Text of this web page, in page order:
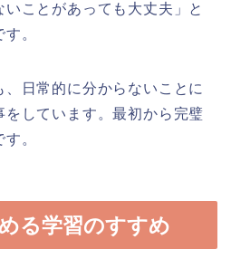
ことがあっても大丈夫」と
。
日常的に分からないことに
しています。最初から完璧
。
る学習のすすめ